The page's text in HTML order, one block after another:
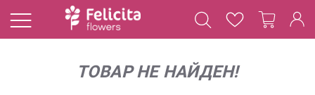
ТОВАР НЕ НАЙДЕН!